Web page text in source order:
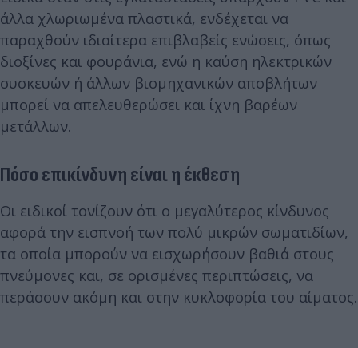
άλλα χλωριωμένα πλαστικά, ενδέχεται να
παραχθούν ιδιαίτερα επιβλαβείς ενώσεις, όπως
διοξίνες και φουράνια, ενώ η καύση ηλεκτρικών
συσκευών ή άλλων βιομηχανικών αποβλήτων
μπορεί να απελευθερώσει και ίχνη βαρέων
μετάλλων.
Πόσο επικίνδυνη είναι η έκθεση
Οι ειδικοί τονίζουν ότι ο μεγαλύτερος κίνδυνος
αφορά την εισπνοή των πολύ μικρών σωματιδίων,
τα οποία μπορούν να εισχωρήσουν βαθιά στους
πνεύμονες και, σε ορισμένες περιπτώσεις, να
περάσουν ακόμη και στην κυκλοφορία του αίματος.